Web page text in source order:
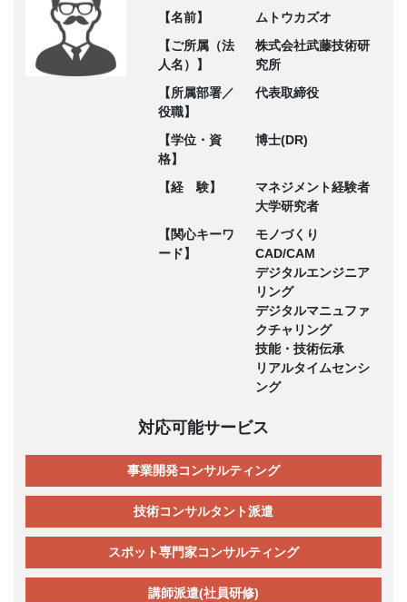
【名前】
ムトウカズオ
【ご所属（法
人名）】
株式会社武藤技術研
究所
【所属部署／
役職】
代表取締役
【学位・資
格】
博士(DR)
【経 験】
マネジメント経験者
大学研究者
【関心キーワ
ード】
モノづくり
CAD/CAM
デジタルエンジニア
リング
デジタルマニュファ
クチャリング
技能・技術伝承
リアルタイムセンシ
ング
対応可能サービス
事業開発コンサルティング
技術コンサルタント派遣
スポット専門家コンサルティング
講師派遣(社員研修)